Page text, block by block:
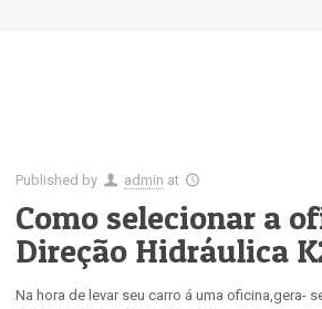
Published by admin at
Como selecionar a
Direção Hidráulica
Na hora de levar seu carro á uma oficina,gera-